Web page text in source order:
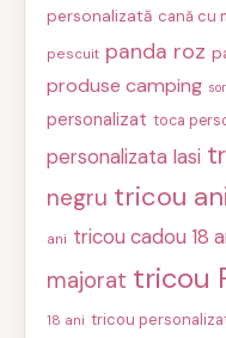
personalizată cană cu
pescuit panda roz
produse camping
personalizat toca
personalizata Iasi
negru tricou
ani tricou cadou 18
majorat tricou
18 ani tricou